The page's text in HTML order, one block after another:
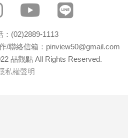
：(02)2889-1113
/聯絡信箱：pinview50@gmail.com
品觀點 All Rights Reserved.
私權聲明